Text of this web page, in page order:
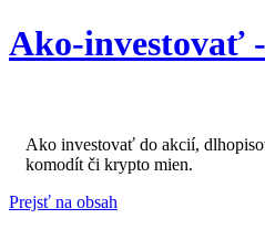
Ako-investovať
Ako investovať do akcií,
komodít či krypto mien.
Prejsť na obsah